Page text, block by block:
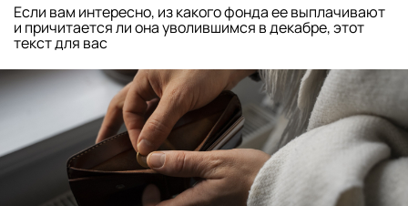
Если вам интересно, из какого фонда ее выплачивают
и причитается ли она уволившимся в декабре, этот
текст для вас